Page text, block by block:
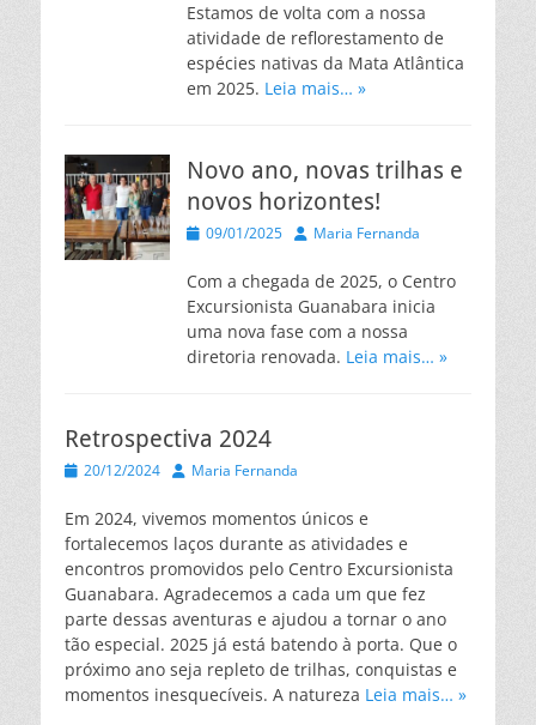
Estamos de volta com a nossa
atividade de reflorestamento de
espécies nativas da Mata Atlântica
em 2025. Leia mais… »
Novo ano, novas trilhas e
novos horizontes!
Posted
09/01/2025 AutorMaria Fernanda
Com a chegada de 2025, o Centro
Excursionista Guanabara inicia
uma nova fase com a nossa
diretoria renovada. Leia mais… »
Retrospectiva 2024
Posted
20/12/2024 AutorMaria Fernanda
Em 2024, vivemos momentos únicos e
fortalecemos laços durante as atividades e
encontros promovidos pelo Centro Excursionista
Guanabara. Agradecemos a cada um que fez
parte dessas aventuras e ajudou a tornar o ano
tão especial. 2025 já está batendo à porta. Que o
próximo ano seja repleto de trilhas, conquistas e
momentos inesquecíveis. A natureza Leia mais… »